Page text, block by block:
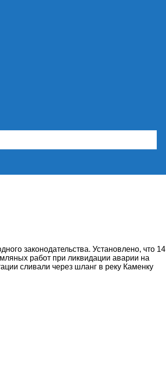
законодательства. Установлено, что 14
работ при ликвидации аварии на
сливали через шланг в реку Каменку